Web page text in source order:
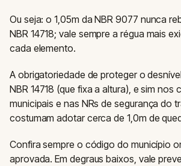
Ou seja: o 1,05m da NBR 9077 nunca
NBR 14718; vale sempre a régua mais
cada elemento.
A obrigatoriedade de proteger o
NBR 14718 (que fixa a altura), e sim nos
municipais e nas NRs de segurança do
costumam adotar cerca de 1,0m de
Confira sempre o código do município
aprovada. Em degraus baixos, vale